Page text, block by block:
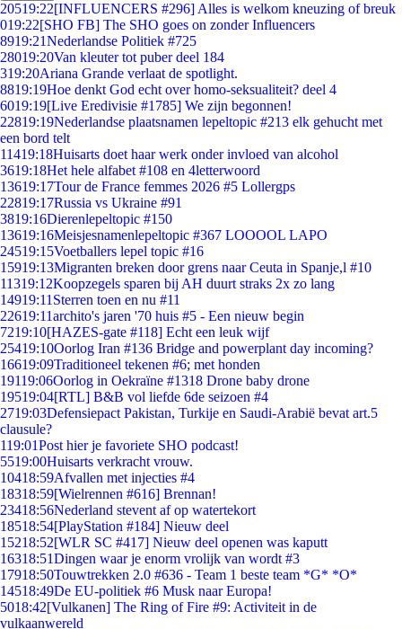
20519:22[INFLUENCERS #296] Alles is welkom kneuzing of breuk
019:22[SHO FB] The SHO goes on zonder Influencers
8919:21Nederlandse Politiek #725
28019:20Van kleuter tot puber deel 184
319:20Ariana Grande verlaat de spotlight.
8819:19Hoe denkt God echt over homo-seksualiteit? deel 4
6019:19[Live Eredivisie #1785] We zijn begonnen!
22819:19Nederlandse plaatsnamen lepeltopic #213 elk gehucht met
een bord telt
11419:18Huisarts doet haar werk onder invloed van alcohol
3619:18Het hele alfabet #108 en 4letterwoord
13619:17Tour de France femmes 2026 #5 Lollergps
22819:17Russia vs Ukraine #91
3819:16Dierenlepeltopic #150
13619:16Meisjesnamenlepeltopic #367 LOOOOL LAPO
24519:15Voetballers lepel topic #16
15919:13Migranten breken door grens naar Ceuta in Spanje,l #10
11319:12Koopzegels sparen bij AH duurt straks 2x zo lang
14919:11 Sterren toen en nu #11
22619:11archito's jaren '70 huis #5 - Een nieuw begin
7219:10[HAZES-gate #118] Echt een leuk wijf
25419:10Oorlog Iran #136 Bridge and powerplant day incoming?
16619:09Traditioneel tekenen #6; met honden
19119:06Oorlog in Oekraïne #1318 Drone baby drone
19519:04[RTL] B&B vol liefde 6de seizoen #4
2719:03Defensiepact Pakistan, Turkije en Saudi-Arabië bevat art.5
clausule?
119:01Post hier je favoriete SHO podcast!
5519:00Huisarts verkracht vrouw.
10418:59Afvallen met injecties #4
18318:59[Wielrennen #616] Brennan!
23418:56Nederland stevent af op watertekort
18518:54[PlayStation #184] Nieuw deel
15218:52[WLR SC #417] Nieuw deel openen was kaputt
16318:51Dingen waar je enorm vrolijk van wordt #3
17918:50Touwtrekken 2.0 #636 - Team 1 beste team *G* *O*
14518:49De EU-politiek #6 Musk naar Europa!
5018:42[Vulkanen] The Ring of Fire #9: Activiteit in de
vulkaanwereld